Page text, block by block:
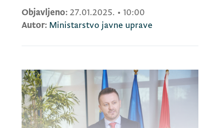
Objavljeno: 27.01.2025. • 10:00
Autor: Ministarstvo javne uprave